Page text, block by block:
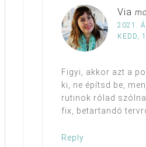
Via
2021.
KEDD,
Figyi, akkor azt a
ki, ne építsd be,
rutinok rólad
fix, betartandó
Reply